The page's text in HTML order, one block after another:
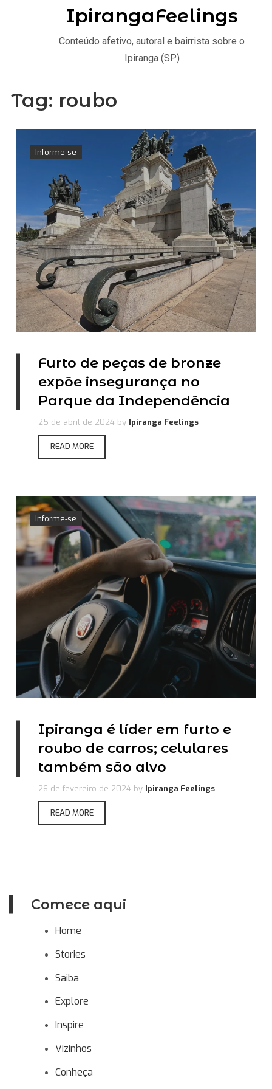
Comece aqui
Home
Stories
Saiba
Explore
Inspire
Vizinhos
Conheça
Tag: roubo
Informe-se
Furto de peças de bronze
expõe insegurança no
Parque da Independência
25 de abril de 2024 by Ipiranga Feelings
READ MORE
Informe-se
Ipiranga é líder em furto e
roubo de carros; celulares
também são alvo
26 de fevereiro de 2024 by Ipiranga Feelings
READ MORE
IpirangaFeelings
Conteúdo afetivo, autoral e bairrista sobre o
Ipiranga (SP)